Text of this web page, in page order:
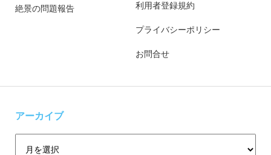
絶景の問題報告 利用者登録規約
プライバシーポリシー
お問合せ
アーカイブ